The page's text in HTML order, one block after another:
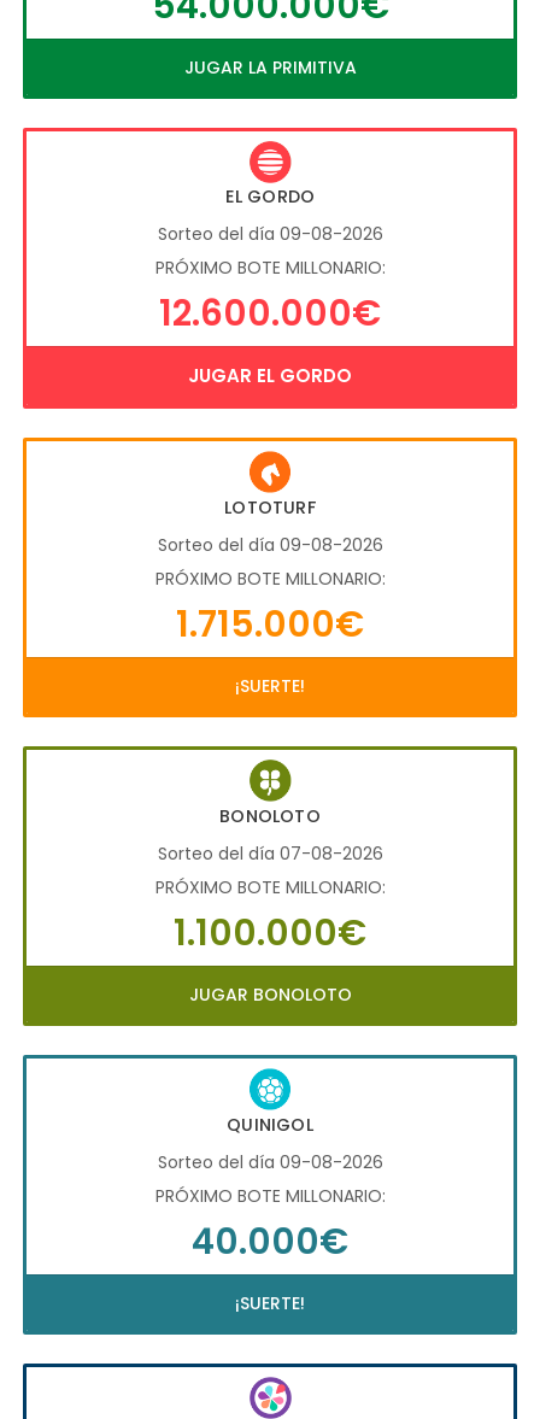
JUGAR LA PRIMITIVA
EL GORDO
Sorteo del día 09-08-2026
PRÓXIMO BOTE MILLONARIO:
12.600.000€
JUGAR EL GORDO
LOTOTURF
Sorteo del día 09-08-2026
PRÓXIMO BOTE MILLONARIO:
1.715.000€
¡SUERTE!
BONOLOTO
Sorteo del día 07-08-2026
PRÓXIMO BOTE MILLONARIO:
1.100.000€
JUGAR BONOLOTO
QUINIGOL
Sorteo del día 09-08-2026
PRÓXIMO BOTE MILLONARIO:
40.000€
¡SUERTE!